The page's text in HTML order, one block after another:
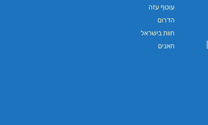
עוטף עזה
הדרום
חוות בישראל
חאנים